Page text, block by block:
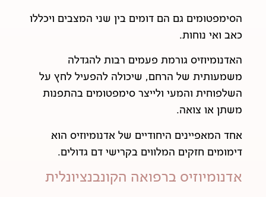
הסימפטומים גם הם דומים בין שני המצבים ויכללו
כאב ואי נוחות.
האדנומיוזיס גורמת פעמים רבות להגדלה
משמעותית של הרחם, שיכולה להפעיל לחץ על
השלפוחית והמעי ולייצר סימפטומים בהתפנות
משתן או צואה.
אחד המאפיינים היחודיים של אדנומיוזיס הוא
דימומים חזקים המלווים בקרישי דם גדולים.
אדנומיוזיס ברפואה הקונבנציונלית